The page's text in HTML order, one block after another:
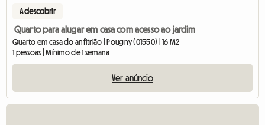
A descobrir
Quarto para alugar em casa com acesso ao jardim
Quarto em casa do anfitrião | Pougny (01550) | 16 M2
1 pessoas | Mínimo de 1 semana
Ver anúncio